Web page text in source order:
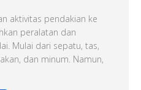
aktivitas pendakian ke
peralatan dan
Mulai dari sepatu, tas,
dan minum. Namun,